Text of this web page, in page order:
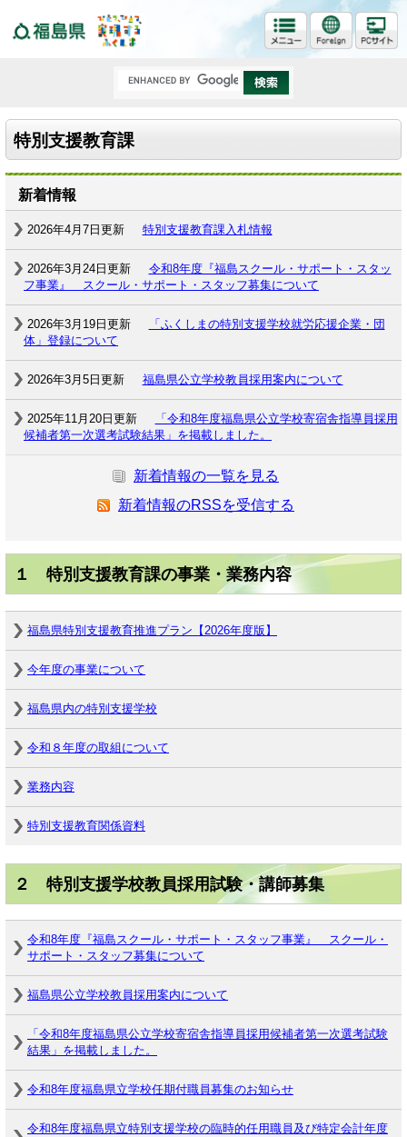
特別支援教育課
新着情報
2026年4月7日更新 特別支援教育課入札情報
2026年3月24日更新
令和8年度『福島スクール・サポート・スタッ
フ事業』 スクール・サポート・スタッフ募集について
2026年3月19日更新
「ふくしまの特別支援学校就労応援企業・団
体」登録について
2026年3月5日更新 福島県公立学校教員採用案内について
2025年11月20日更新
「令和8年度福島県公立学校寄宿舎指導員採用
候補者第一次選考試験結果」を掲載しました。
新着情報の一覧を見る
新着情報のRSSを受信する
１ 特別支援教育課の事業・業務内容
福島県特別支援教育推進プラン【2026年度版】
今年度の事業について
福島県内の特別支援学校
令和８年度の取組について
業務内容
特別支援教育関係資料
２ 特別支援学校教員採用試験・講師募集
令和8年度『福島スクール・サポート・スタッフ事業』 スクール・
サポート・スタッフ募集について
福島県公立学校教員採用案内について
「令和8年度福島県公立学校寄宿舎指導員採用候補者第一次選考試験
結果」を掲載しました。
令和8年度福島県立学校任期付職員募集のお知らせ
令和8年度福島県立特別支援学校の臨時的任用職員及び特定会計年度